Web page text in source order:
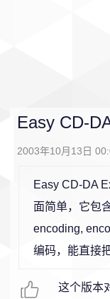
Easy CD-
2003年10月13日
Easy CD-DA
面简单，它包
encoding,
编码，能直接
这个版本